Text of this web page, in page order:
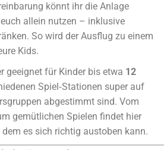
könnt ihr die Anlage
allein nutzen – inklusive
So wird der Ausflug zu einem
Kids.
geeignet für Kinder bis etwa 12
Spiel‑Stationen super auf
abgestimmt sind. Vom
gemütlichen Spielen findet hier
es sich richtig austoben kann.